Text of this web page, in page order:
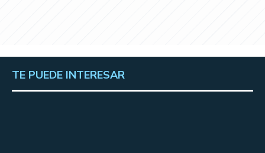
TE PUEDE INTERESAR